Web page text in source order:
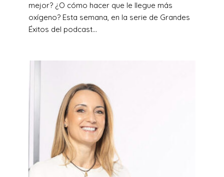
mejor? ¿O cómo hacer que le llegue más
oxígeno? Esta semana, en la serie de Grandes
Éxitos del podcast...